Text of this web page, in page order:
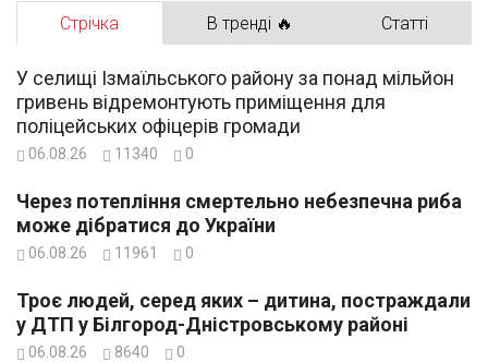
Стрічка В тренді 🔥 Статті
У селищі Ізмаїльського району за понад мільйон
гривень відремонтують приміщення для
поліцейських офіцерів громади
06.08.26 11340 0
Через потепління смертельно небезпечна риба
може дібратися до України
06.08.26 11961 0
Троє людей, серед яких – дитина, постраждали
у ДТП у Білгород-Дністровському районі
06.08.26 8640 0